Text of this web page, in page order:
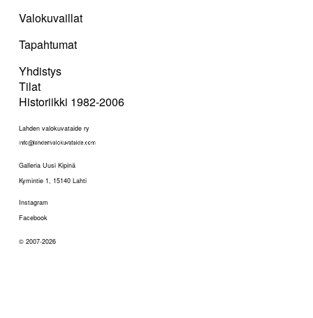
Valokuvaillat
Tapahtumat
Yhdistys
Tilat
Historiikki 1982-2006
Lahden valokuvataide ry
Galleria Uusi Kipinä
Kymintie 1, 15140 Lahti
Instagram
Facebook
© 2007-2026